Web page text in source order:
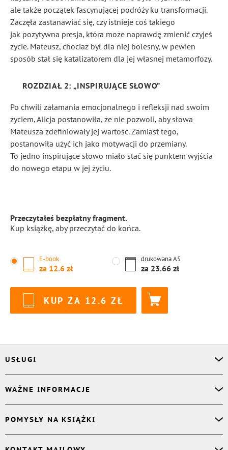
ale także początek fascynującej podróży ku transformacji.
Zaczęła zastanawiać się, czy istnieje coś takiego
jak pozytywna presja, która może naprawdę zmienić czyjeś
życie. Mateusz, chociaż był dla niej bolesny, w pewien
sposób stał się katalizatorem dla jej własnej metamorfozy.
ROZDZIAŁ 2: „INSPIRUJĄCE SŁOWO”
Po chwili załamania emocjonalnego i refleksji nad swoim
życiem, Alicja postanowiła, że nie pozwoli, aby słowa
Mateusza zdefiniowały jej wartość. Zamiast tego,
postanowiła użyć ich jako motywacji do przemiany.
To jedno inspirujące słowo miało stać się punktem wyjścia
do nowego etapu w jej życiu.
Przeczytałeś bezpłatny fragment.
Kup książkę, aby przeczytać do końca.
E-book
za 12.6
drukowanaA5
za 23.66
KUP ZA 12.6
USŁUGI
Korektor
Projektant okładki
Druk Twojej książki
Publikacja
WAŻNE INFORMACJE
Książki Ridero
Pomoc
POMYSŁY NA KSIĄŻKI